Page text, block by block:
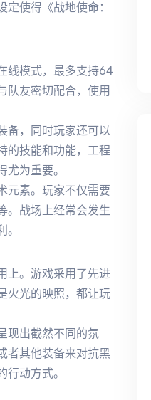
使得《战地使命：
线模式，最多支持64
队友密切配合，使用
备，同时玩家还可以
的技能和功能，工程
为重要。
元素。玩家不仅需要
。战场上经常会发生
上。游戏采用了先进
火光的映照，都让玩
现出截然不同的氛
者其他装备来对抗黑
动方式。